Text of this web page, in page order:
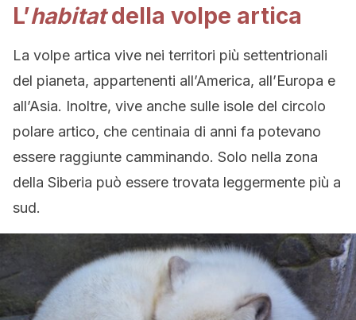
L’habitatdella volpe artica
La volpe artica vive nei territori più settentrionali
del pianeta, appartenenti all’America, all’Europa e
all’Asia. Inoltre, vive anche sulle isole del circolo
polare artico, che centinaia di anni fa potevano
essere raggiunte camminando. Solo nella zona
della Siberia può essere trovata leggermente più a
sud.